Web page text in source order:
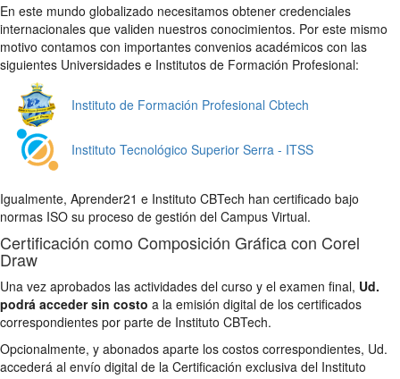
En este mundo globalizado necesitamos obtener credenciales
internacionales que validen nuestros conocimientos. Por este mismo
motivo contamos con importantes convenios académicos con las
siguientes Universidades e Institutos de Formación Profesional:
Instituto de Formación Profesional Cbtech
Instituto Tecnológico Superior Serra - ITSS
Igualmente, Aprender21 e Instituto CBTech han certificado bajo
normas ISO su proceso de gestión del Campus Virtual.
Certificación como Composición Gráfica con Corel
Draw
Una vez aprobados las actividades del curso y el examen final, Ud.
podrá acceder sin costo a la emisión digital de los certificados
correspondientes por parte de Instituto CBTech.
Opcionalmente, y abonados aparte los costos correspondientes, Ud.
accederá al envío digital de la Certificación exclusiva del Instituto